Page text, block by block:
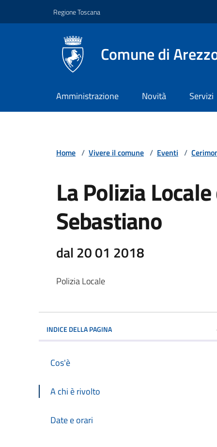
Regione Toscana
Comune di
Amministrazione Novità Servizi
Home / Vivere il comune / Eventi /
La Polizia
Sebastiano
dal 20 01 2018
Polizia Locale
INDICE DELLA PAGINA
Cos'è
A chi è rivolto
Date e orari